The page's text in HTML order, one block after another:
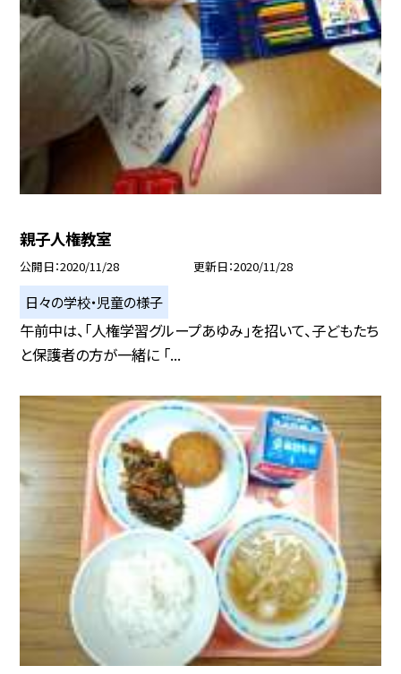
親子人権教室
公開日 2020/11/28 更新日 2020/11/28
日々の学校・児童の様子
午前中は、「人権学習グループあゆみ」を招いて、子どもたち
と保護者の方が一緒に 「...